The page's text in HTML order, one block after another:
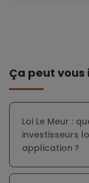
Ça peut
Loi Le Meur :
investisseurs
application ?